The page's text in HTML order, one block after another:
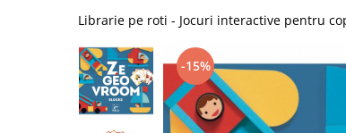
Librarie pe roti - Jocuri interactive pentru
-15%